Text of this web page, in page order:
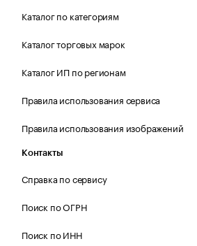
Каталог по категориям
Каталог торговых марок
Каталог ИП по регионам
Правила использования сервиса
Правила использования изображений
Контакты
Справка по сервису
Поиск по ОГРН
Поиск по ИНН